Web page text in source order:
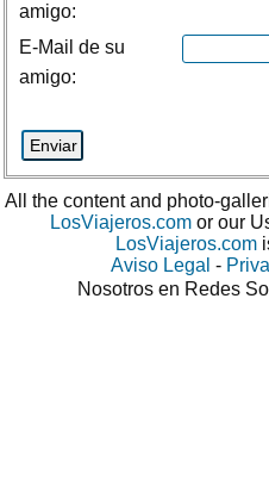
amigo:
E-Mail de su
amigo:
All the content and photo-
LosViajeros.com or our
LosViajeros.com
Aviso Legal -
Nosotros en Redes